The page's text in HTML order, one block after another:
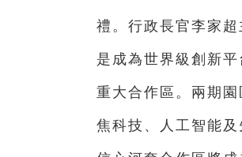
禮。行政長官李家
是成為世界級創新
重大合作區。兩期
焦科技、人工智能